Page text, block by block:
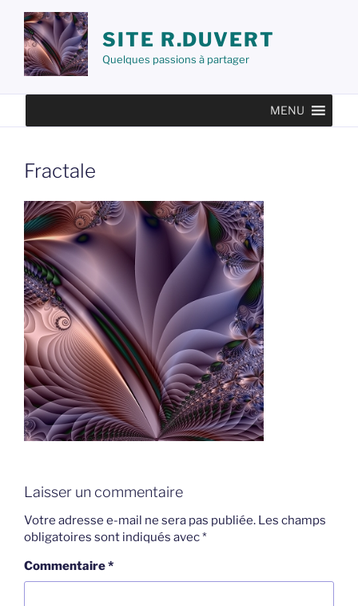
Aller
contenu
principal
SITE R.DUVERT
Quelques passions à partager
MENU
Fractale
Laisser un commentaire
Votre adresse e-mail ne sera pas publiée. Les champs
obligatoires sont indiqués avec*
Commentaire*